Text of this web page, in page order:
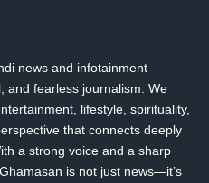
news and infotainment
and fearless journalism. We
lifestyle, spirituality,
that connects deeply
a strong voice and a sharp
is not just news—it’s